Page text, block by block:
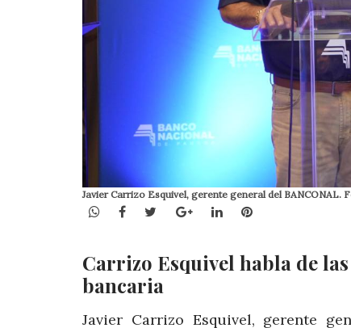
Javier Carrizo Esquivel, gerente general del BANCONAL.
WhatsApp
Facebook
TwitterGoogle+LinkedInPinterest
Carrizo Esquivel habla de
bancaria
Javier Carrizo Esquivel, gerente